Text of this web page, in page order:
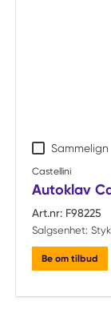
Sammelign
Castellini
Autoklav
Art.nr: F98225
Salgsenhet:
Be om tilbud